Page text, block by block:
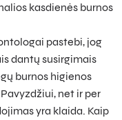
kasdienės burnos
pastebi, jog
dantų susirgimais
burnos higienos
net ir per
yra klaida. Kaip